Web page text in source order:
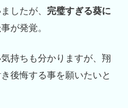
したが、 完璧すぎる葵に
事が発覚。
持ちも分かりますが、翔
後悔する事を願いたいと